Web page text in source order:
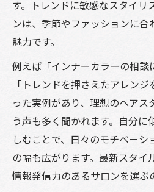
す。トレンドに敏感なスタイリ
ンは、季節やファッションに
魅力です。
例えば「インナーカラーの相談
「トレンドを押さえたアレン
った実例があり、理想のヘアス
う声も多く聞かれます。自分に
しむことで、日々のモチベー
の幅も広がります。最新スタイ
情報発信力のあるサロンを選ぶ